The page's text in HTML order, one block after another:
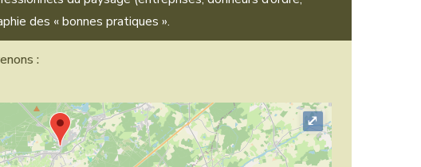
des « bonnes pratiques ».
:
⤢